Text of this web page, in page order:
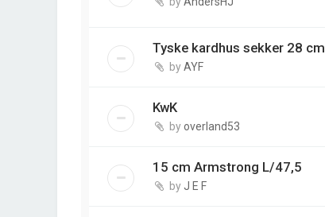
Tyske kardhus sekker 28 cm
byAYF
KwK
byoverland53
15 cm Armstrong L/47,5
by J E F